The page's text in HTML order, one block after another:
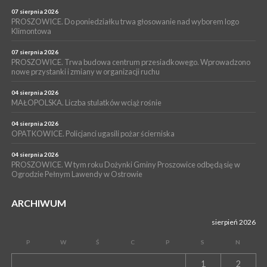
Pałecznicy będą obsługiwani w Proszowicach
WYDARZENIA
PROSZOWICE. W parku Warsztaty Edukacyjno-Przyrodnicze
NOC CIEM
15 lipca 2026
PROSZOWICE. Już za tydzień kolejne zajęcia z cyklu „Wakacyjne
07 sierpnia 2026
PROSZOWICE. Do poniedziałku trwa głosowanie nad wyborem logo
Klimontowa
07 sierpnia 2026
PROSZOWICE. Trwa budowa centrum przesiadkowego. Wprowadzono
nowe przystanki i zmiany w organizacji ruchu
04 sierpnia 2026
MAŁOPOLSKA. Liczba stulatków wciąż rośnie
04 sierpnia 2026
OPATKOWICE. Policjanci ugasili pożar ścierniska
04 sierpnia 2026
PROSZOWICE. W tym roku Dożynki Gminy Proszowice odbędą się w
Ogrodzie Pełnym Lawendy w Ostrowie
ARCHIWUM
sierpień 2026
P W Ś C P S N
1 2